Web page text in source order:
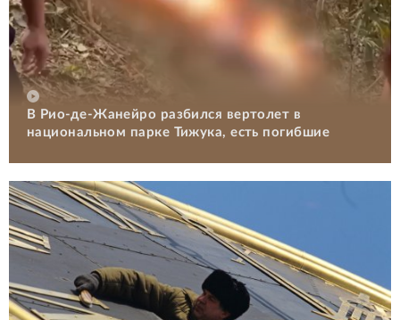
В Рио-де-Жанейро разбился вертолет в
национальном парке Тижука, есть погибшие